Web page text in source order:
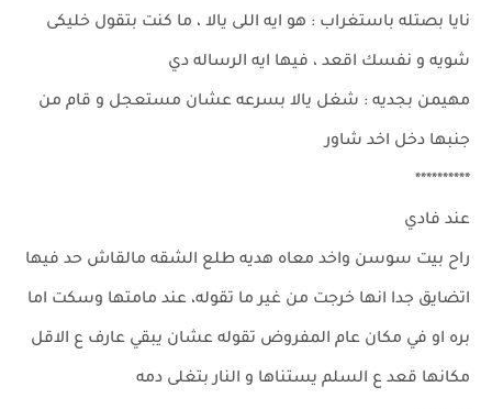
نايا بصتله باستغراب : هو ايه اللى يالا ، ما كنت بتقول خليكى
شويه و نفسك اقعد ، فيها ايه الرساله دي
مهيمن بجديه : شغل يالا بسرعه عشان مستعجل و قام من
جنبها دخل اخد شاور
**********
عند فادي
راح بيت سوسن واخد معاه هديه طلع الشقه مالقاش حد فيها
اتضايق جدا انها خرجت من غير ما تقوله، عند مامتها وسكت اما
بره او في مكان عام المفروض تقوله عشان يبقي عارف ع الاقل
مكانها قعد ع السلم يستناها و النار بتغلى دمه